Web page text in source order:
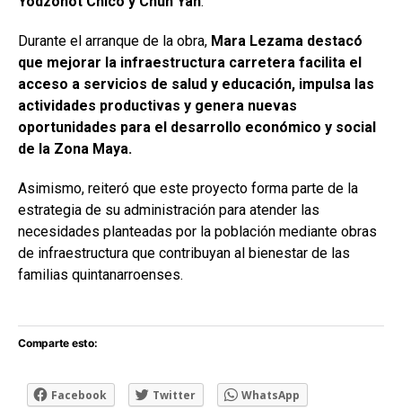
Durante el arranque de la obra, Mara Lezama destacó
que mejorar la infraestructura carretera facilita el
acceso a servicios de salud y educación, impulsa las
actividades productivas y genera nuevas
oportunidades para el desarrollo económico y social
de la Zona Maya.
Asimismo, reiteró que este proyecto forma parte de la
estrategia de su administración para atender las
necesidades planteadas por la población mediante obras
de infraestructura que contribuyan al bienestar de las
familias quintanarroenses.
Comparte esto:
Facebook Twitter WhatsApp